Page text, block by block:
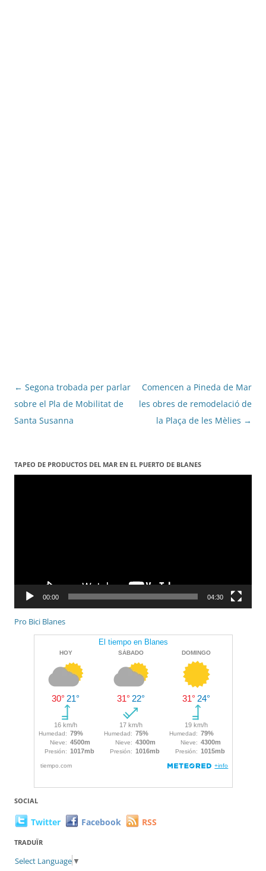
Navegació
per
les
← Segona trobada per parlar
sobre el Pla de Mobilitat de
Santa Susanna
Comencen a Pineda de Mar
les obres de remodelació de
la Plaça de les Mèlies →
TAPEO DE PRODUCTOS DEL MAR EN EL PUERTO DE BLANES
Reproductor
00:00 04:30
Pro Bici Blanes
SOCIAL
Twitter Facebook RSS
TRADUÏR
Select Language ▼